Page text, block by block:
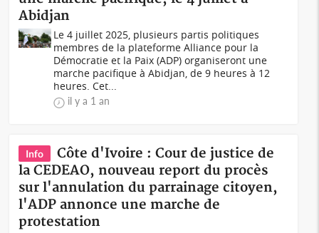
Abidjan
Le 4 juillet 2025, plusieurs partis politiques
membres de la plateforme Alliance pour la
Démocratie et la Paix (ADP) organiseront une
marche pacifique à Abidjan, de 9 heures à 12
heures. Cet...
il y a 1 an
Info
Côte d'Ivoire : Cour de justice de
la CEDEAO, nouveau report du procès
sur l'annulation du parrainage citoyen,
l'ADP annonce une marche de
protestation